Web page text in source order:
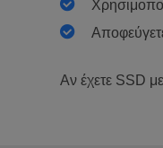
Αν έχετε SSD